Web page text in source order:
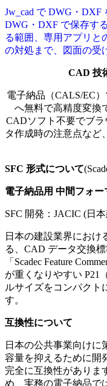
Jw_cad で DWG・DXF
DWG・DXF で保存す
る範囲、専用アプリと
の対処まで、図面の受
CAD 技
電子納品（CALS/EC
へ無料で高精度変換
CADソフト不要でブラ
タ作成時の注意点など
SFC 形式について(
電子納品用 中間フォー
SFC 開発： JACIC (日
日本の建設業界におけ
る、CAD データ交換
「Scadec Feature
が重くなりやすい P21
ルサイズをコンパクト
す。
互換性について
日本の公共事業向けに
容量を抑えるために開
完全に互換性がありま
め、実務の電子納品で